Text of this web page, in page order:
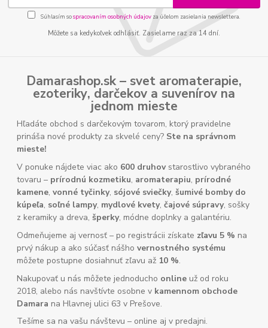
Súhlasím sospracovaním osobných údajov za účelom zasielania newslettera.
Môžete sa kedykoľvek odhlásiť. Zasielame raz za 14 dní.
Damarashop.sk – svet aromaterapie,
ezoteriky, darčekov a suvenírov na
jednom mieste
Hľadáte obchod s darčekovým tovarom, ktorý pravidelne
prináša nové produkty za skvelé ceny? Ste na správnom
mieste!
V ponuke nájdete viac ako 600 druhovstarostlivo vybraného
tovaru – prírodnú kozmetiku, aromaterapiu, prírodné
kamene,vonné tyčinky, sójové sviečky,šumivé bomby do
kúpeľa, soľné lampy, mydlové kvety,čajové súpravy, sošky
z keramiky a dreva,šperky, módne doplnky a galantériu.
Odmeňujeme aj vernosť – po registrácii získate zľavu 5 % na
prvý nákup a ako súčasť nášhovernostného systému
môžete postupne dosiahnuť zľavu až 10 %.
Nakupovať u nás môžete jednoducho online už od roku
2018, alebo nás navštívte osobne v kamennom obchode
Damara na Hlavnej ulici 63 v Prešove.
Tešíme sa na vašu návštevu – online aj v predajni.